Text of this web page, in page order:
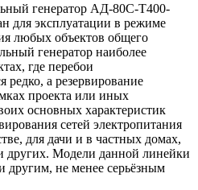
генератор АД-80С-Т400-
для эксплуатации в режиме
любых объектов общего
генератор наиболее
где перебои
редко, а резервирование
проекта или иных
основных характеристик
сетей электропитания
для дачи и в частных домах,
других. Модели данной линейки
не менее серьёзным